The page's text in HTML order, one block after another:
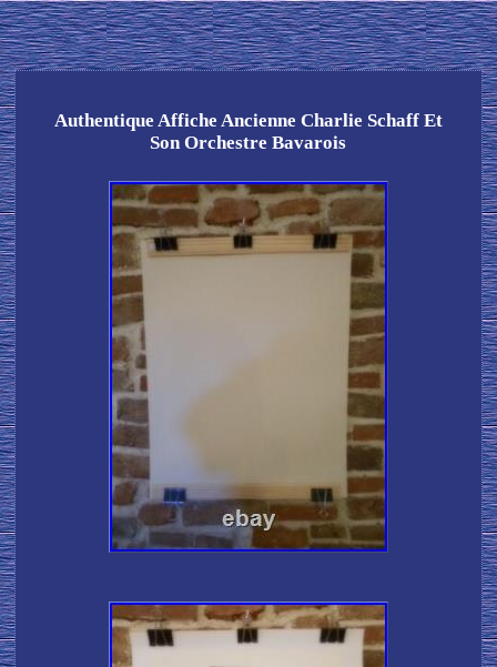
Authentique Affiche Ancienne Charlie Schaff Et
Son Orchestre Bavarois